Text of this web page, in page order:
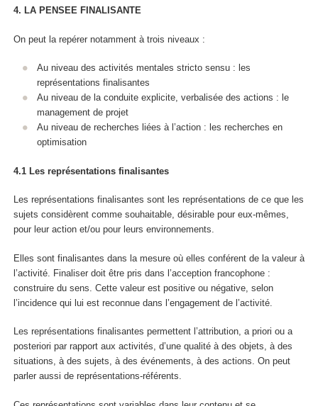
4. LA PENSEE FINALISANTE
On peut la repérer notamment à trois niveaux :
Au niveau des activités mentales stricto sensu : les
représentations finalisantes
Au niveau de la conduite explicite, verbalisée des actions : le
management de projet
Au niveau de recherches liées à l’action : les recherches en
optimisation
4.1 Les représentations finalisantes
Les représentations finalisantes sont les représentations de ce que les
sujets considèrent comme souhaitable, désirable pour eux-mêmes,
pour leur action et/ou pour leurs environnements.
Elles sont finalisantes dans la mesure où elles conférent de la valeur à
l’activité . Finaliser doit être pris dans l’acception francophone :
construire du sens. Cette valeur est positive ou négative, selon
l’incidence qui lui est reconnue dans l’engagement de l’activité.
Les représentations finalisantes permettent l’attribution, a priori ou a
posteriori par rapport aux activités, d’une qualité à des objets, à des
situations, à des sujets, à des événements, à des actions. On peut
parler aussi de représentations-référents.